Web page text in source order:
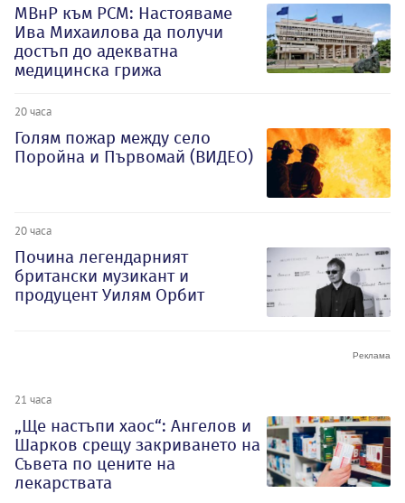
МВнР към РСМ: Настояваме
Ива Михаилова да получи
достъп до адекватна
медицинска грижа
20 часа
Голям пожар между село
Поройна и Първомай (ВИДЕО)
20 часа
Почина легендарният
британски музикант и
продуцент Уилям Орбит
21 часа
„Ще настъпи хаос“: Ангелов и
Шарков срещу закриването на
Съвета по цените на
лекарствата